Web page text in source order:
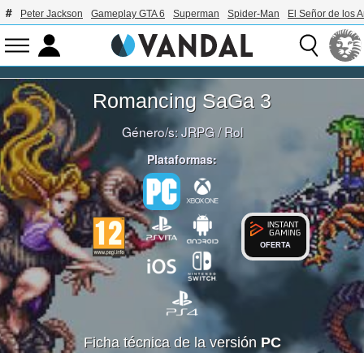
Peter Jackson Gameplay GTA 6 Superman Spider-Man El Señor de los
Romancing SaGa 3
Género/s:JRPG/Rol
Plataformas:
OFERTA
Ficha técnica de la versión PC